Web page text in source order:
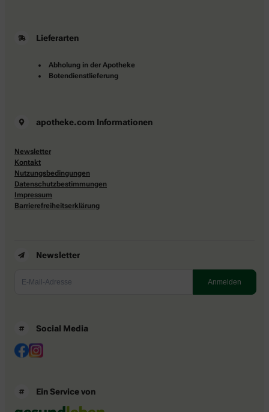
Lieferarten
Abholung in der Apotheke
Botendienstlieferung
apotheke.com Informationen
Newsletter
Kontakt
Nutzungsbedingungen
Datenschutzbestimmungen
Impressum
Barrierefreiheitserklärung
Newsletter
Social Media
Ein Service von